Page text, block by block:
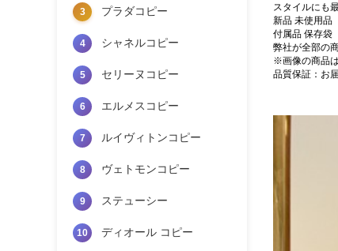
3 プラダコピー
4 シャネルコピー
5 セリーヌコピー
6 エルメスコピー
7 ルイヴィトンコピー
8 ヴェトモンコピー
9 ステューシー
10 ディオール コピー
スタイルにも
新品 未使用品
付属品 保存袋
弊社が全部の
※画像の商品
品質保証：お